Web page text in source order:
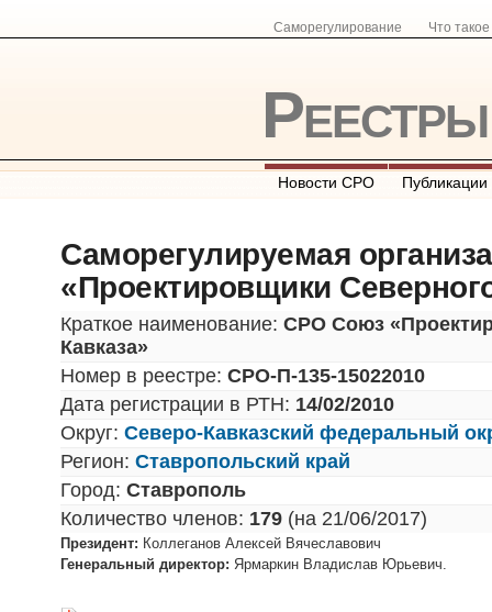
Саморегулирование Что
Новости СРО Публикации
Саморегулируемая
«Проектировщики
Краткое наименование: СРО Союз
Кавказа»
Номер в реестре: СРО-П-135-15022010
Дата регистрации в РТН: 14/02/2010
Округ: Северо-Кавказский федеральный
Регион: Ставропольский край
Город: Ставрополь
Количество членов: 179 (на 21/06/2017)
Президент: Коллеганов Алексей Вячеславович
Генеральный директор: Ярмаркин Владислав Юрьевич.